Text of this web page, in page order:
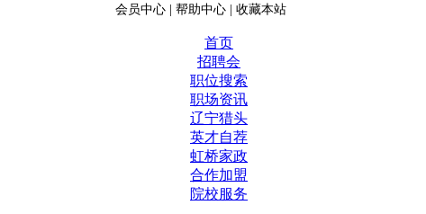
会员中心 帮助中心 收藏本站
首页
招聘会
职位搜索
职场资讯
辽宁猎头
英才自荐
虹桥家政
合作加盟
院校服务